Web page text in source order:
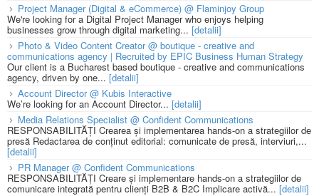
Project Manager (Digital & eCommerce) @ Flaminjoy Group
We're looking for a Digital Project Manager who enjoys helping
businesses grow through digital marketing... [detalii]
Photo & Video Content Creator @ boutique - creative and
communications agency | Recruited by EPIC Business Human Strategy
Our client is a Bucharest based boutique - creative and communications
agency, driven by one... [detalii]
Account Director @ Kubis Interactive
We’re looking for an Account Director... [detalii]
Media Relations Specialist @ Confident Communications
RESPONSABILITĂȚI Crearea și implementarea hands-on a strategiilor de
presă Redactarea de conținut editorial: comunicate de presă, interviuri,...
[detalii]
PR Manager @ Confident Communications
RESPONSABILITĂȚI Creare și implementare hands-on a strategiilor de
comunicare integrată pentru clienți B2B & B2C Implicare activă... [detalii]